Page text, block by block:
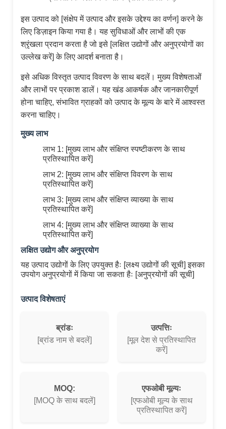
इस उत्पाद को [संक्षेप में उत्पाद और इसके उद्देश्य का वर्णन] करने के
लिए डिज़ाइन किया गया है। यह सुविधाओं और लाभों की एक
श्रृंखला प्रदान करता है जो इसे [लक्षित उद्योगों और अनुप्रयोगों का
उल्लेख करें] के लिए आदर्श बनाता है।
इसे अधिक विस्तृत उत्पाद विवरण के साथ बदलें। मुख्य विशेषताओं
और लाभों पर प्रकाश डालें। यह खंड आकर्षक और जानकारीपूर्ण
होना चाहिए, संभावित ग्राहकों को उत्पाद के मूल्य के बारे में आश्वस्त
करना चाहिए।
मुख्य लाभ
लाभ 1: [मुख्य लाभ और संक्षिप्त स्पष्टीकरण के साथ
प्रतिस्थापित करें]
लाभ 2: [मुख्य लाभ और संक्षिप्त विवरण के साथ
प्रतिस्थापित करें]
लाभ 3: [मुख्य लाभ और संक्षिप्त व्याख्या के साथ
प्रतिस्थापित करें]
लाभ 4: [मुख्य लाभ और संक्षिप्त व्याख्या के साथ
प्रतिस्थापित करें]
लक्षित उद्योग और अनुप्रयोग
यह उत्पाद उद्योगों के लिए उपयुक्त हैः [लक्ष्य उद्योगों की सूची] इसका
उपयोग अनुप्रयोगों में किया जा सकता हैः [अनुप्रयोगों की सूची]
उत्पाद विशेषताएं
ब्रांडः
[ब्रांड नाम से बदलें]
उत्पत्तिः
[मूल देश से प्रतिस्थापित
करें]
MOQ:
[MOQ के साथ बदलें]
एफओबी मूल्यः
[एफओबी मूल्य के साथ
प्रतिस्थापित करें]